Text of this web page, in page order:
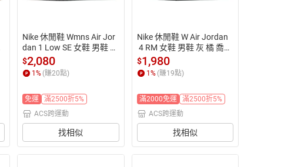
Nike 休閒鞋 Wmns Air Jor
dan 1 Low SE 女鞋 男鞋 玫
瑰金 棕 AJ1 一代
$2,080
1% (賺20點)
免運
滿2500折5%
ACS跨運動
找相似
Nike 休閒鞋 W Air Jordan
4 RM 女鞋 男鞋 灰 橘 喬丹
AJ4 IO7613-080
$1,980
1 % (賺19點)
滿2000免運
滿2500折5%
ACS跨運動
找相似